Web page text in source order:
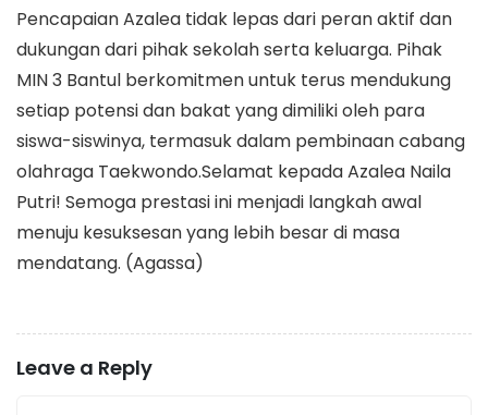
Pencapaian Azalea tidak lepas dari peran aktif dan
dukungan dari pihak sekolah serta keluarga. Pihak
MIN 3 Bantul berkomitmen untuk terus mendukung
setiap potensi dan bakat yang dimiliki oleh para
siswa-siswinya, termasuk dalam pembinaan cabang
olahraga Taekwondo.​Selamat kepada Azalea Naila
Putri! Semoga prestasi ini menjadi langkah awal
menuju kesuksesan yang lebih besar di masa
mendatang. (Agassa)
Leave a Reply